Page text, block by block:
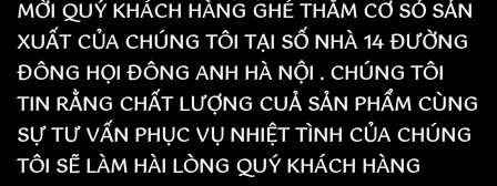
MỜI QUÝ KHÁCH HÀNG GHÉ THĂM CƠ SỎ SẢN
XUẤT CỦA CHÚNG TÔI TẠI SỐ NHÀ 14 ĐƯỜNG
ĐÔNG HỌI ĐÔNG ANH HÀ NỘI . CHÚNG TÔI
TIN RẰNG CHẤT LƯỢNG CUẢ SẢN PHẨM CÙNG
SỰ TƯ VẤN PHỤC VỤ NHIỆT TÌNH CỦA CHÚNG
TÔI SẼ LÀM HÀI LÒNG QUÝ KHÁCH HÀNG